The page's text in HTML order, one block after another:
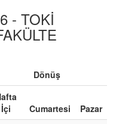
- TOKİ
Dönüş
İçi
Cumartesi
Pazar